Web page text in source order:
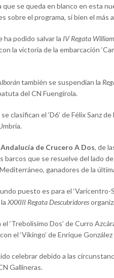
que se queda en blanco en esta
sobre el programa, si bien el
ha podido salvar la IV Regata
la victoria de la embarcación
también se suspendían la
del CN Fuengirola.
clasifican el ‘D6’ de Félix Sanz
de Crucero A Dos, de
que se resuelve del lado
ganadores de la
puesto es para el
XXXIII Regata Descubridores
‘Trebolisimo Dos’ de Curro
el ‘Vikingo’ de Enrique
celebrar debido a las
Gallineras.